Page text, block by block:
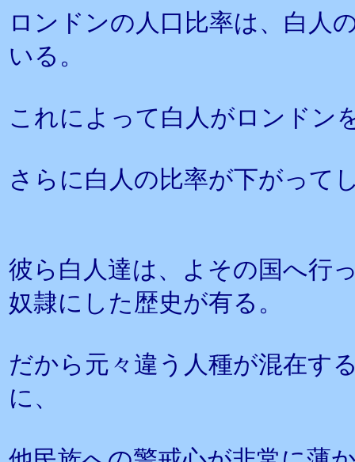
ロンドンの人口比率は、白人
いる。
これによって白人がロンドン
さらに白人の比率が下がって
彼ら白人達は、よその国へ行
奴隷にした歴史が有る。
だから元々違う人種が混在す
に、